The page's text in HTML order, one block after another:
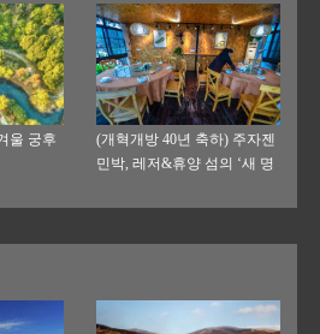
울 궁후
(개혁개방 40년 축하) 주자젠
민박, 레저&휴양 섬의 ‘새 명